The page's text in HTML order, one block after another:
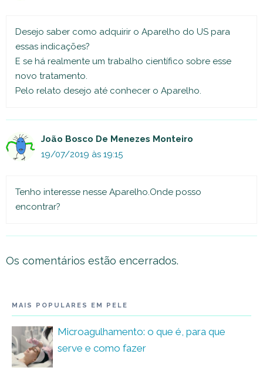
Desejo saber como adquirir o Aparelho do US para
essas indicações?
E se há realmente um trabalho científico sobre esse
novo tratamento.
Pelo relato desejo até conhecer o Aparelho.
João Bosco De Menezes Monteiro
19/07/2019 às 19:15
Tenho interesse nesse Aparelho.Onde posso
encontrar?
Os comentários estão encerrados.
MAIS POPULARES EM PELE
Microagulhamento: o que é, para que
serve e como fazer